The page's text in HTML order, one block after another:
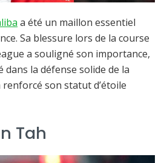
a été un maillon essentiel
Sa blessure lors de la course
a souligné son importance,
dans la défense solide de la
renforcé son statut d’étoile
Tah